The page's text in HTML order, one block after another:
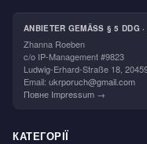
ANBIETER GEMÄSS § 5 DDG ·
Zhanna Roeben
c/o IP-Management #9823
Ludwig-Erhard-Straße 18,
Email: ukrporuch@gmail.com
Повне Impressum →
КАТЕГОРІЇ